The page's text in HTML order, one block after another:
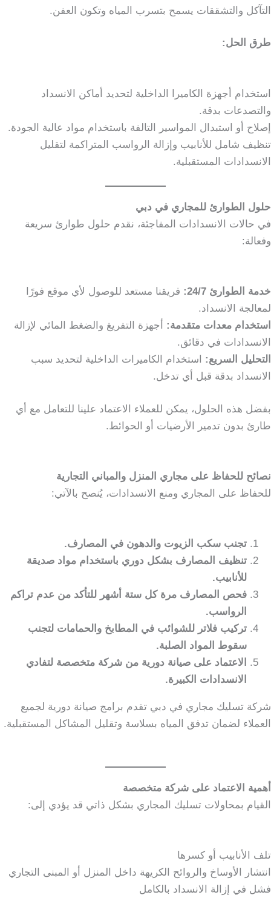
التآكل والتشققات يسمح بتسرب المياه وتكون العفن.
طرق الحل:
استخدام أجهزة الكاميرا الداخلية لتحديد أماكن الانسداد
والتصدعات بدقة.
إصلاح أو استبدال المواسير التالفة باستخدام مواد عالية الجودة.
تنظيف شامل للأنابيب وإزالة الرواسب المتراكمة لتقليل
الانسدادات المستقبلية.
حلول الطوارئ للمجاري في دبي
في حالات الانسدادات المفاجئة، نقدم حلول طوارئ سريعة
وفعالة:
خدمة الطوارئ 24/7:
فريقنا مستعد للوصول لأي موقع فورًا
لمعالجة الانسداد.
استخدام معدات متقدمة: أجهزة التفريغ والضغط المائي لإزالة
الانسدادات في دقائق.
التحليل السريع: استخدام الكاميرات الداخلية لتحديد سبب
الانسداد بدقة قبل أي تدخل.
بفضل هذه الحلول، يمكن للعملاء الاعتماد علينا للتعامل مع أي
طارئ بدون تدمير الأرضيات أو الحوائط.
نصائح للحفاظ على مجاري المنزل والمباني التجارية
للحفاظ على المجاري ومنع الانسدادات، يُنصح بالآتي:
تجنب سكب الزيوت والدهون في المصارف.
تنظيف المصارف بشكل دوري باستخدام مواد صديقة
للأنابيب.
فحص المصارف مرة كل ستة أشهر للتأكد من عدم تراكم
الرواسب.
تركيب فلاتر للشوائب في المطابخ والحمامات لتجنب
سقوط المواد الصلبة.
الاعتماد على صيانة دورية من شركة متخصصة لتفادي
الانسدادات الكبيرة.
شركة تسليك مجاري في دبي تقدم برامج صيانة دورية لجميع
العملاء لضمان تدفق المياه بسلاسة وتقليل المشاكل المستقبلية.
أهمية الاعتماد على شركة متخصصة
القيام بمحاولات تسليك المجاري بشكل ذاتي قد يؤدي إلى:
تلف الأنابيب أو كسرها
انتشار الأوساخ والروائح الكريهة داخل المنزل أو المبنى التجاري
فشل في إزالة الانسداد بالكامل